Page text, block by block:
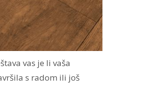
vas je li vaša
s radom ili još